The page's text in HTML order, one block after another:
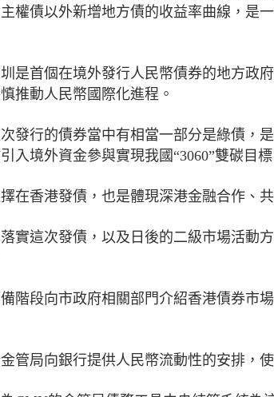
權債以外新增地方債的收益率曲線，是
是首個在境外發行人民幣債券的地方政
推動人民幣國際化進程。
發行的債券當中有相當一部分是綠債，
入境外資金參與實現我國“3060”雙碳目
在香港發債，也是體現深港金融合作、
實這次發債，以及日後的二級市場活動
階段向市政府相關部門介紹香港債券市
管局向銀行提供人民幣流動性的安排，